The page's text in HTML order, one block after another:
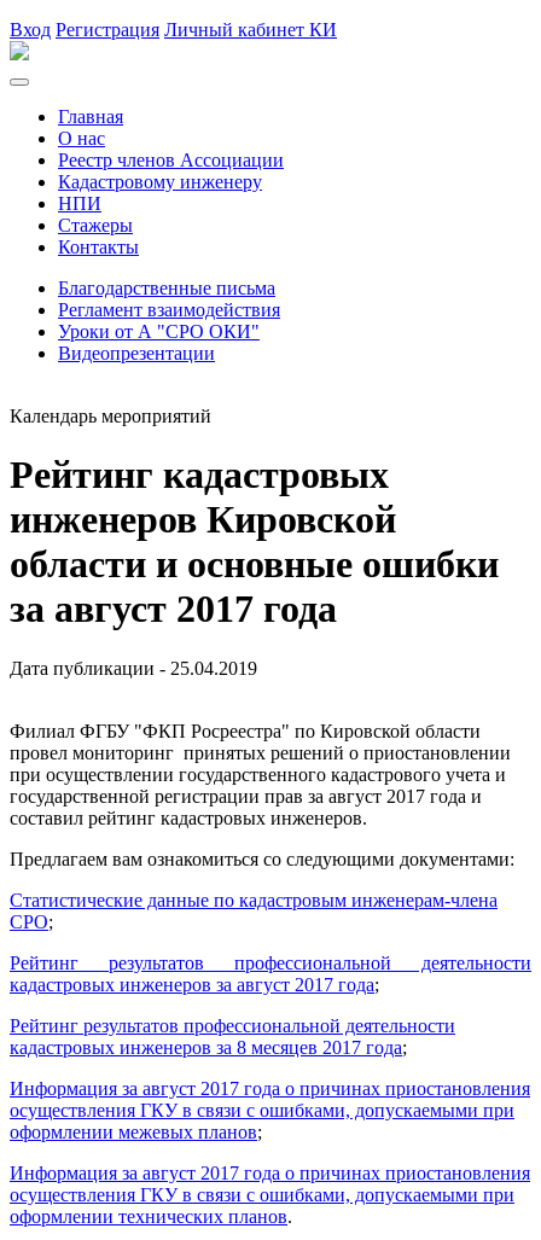
Вход Регистрация Личный кабинет КИ
Главная
О нас
Реестр членов Ассоциации
Кадастровому инженеру
НПИ
Стажеры
Контакты
Благодарственные письма
Регламент взаимодействия
Уроки от А "СРО ОКИ"
Видеопрезентации
Календарь мероприятий
Рейтинг кадастровых
инженеров Кировской
области и основные ошибки
за август 2017 года
Дата публикации - 25.04.2019
Филиал ФГБУ "ФКП Росреестра" по Кировской области
провел мониторинг принятых решений о приостановлении
при осуществлении государственного кадастрового учета и
государственной регистрации прав за август 2017 года и
составил рейтинг кадастровых инженеров.
Предлагаем вам ознакомиться со следующими документами:
Статистические данные по кадастровым инженерам-члена
СРО;
Рейтинг результатов профессиональной деятельности
кадастровых инженеров за август 2017 года;
Рейтинг результатов профессиональной деятельности
кадастровых инженеров за 8 месяцев 2017 года;
Информация за август 2017 года о причинах приостановления
осуществления ГКУ в связи с ошибками, допускаемыми при
оформлении межевых планов;
Информация за август 2017 года о причинах приостановления
осуществления ГКУ в связи с ошибками, допускаемыми при
оформлении технических планов.